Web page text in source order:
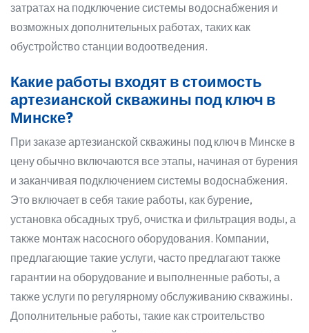
затратах на подключение системы водоснабжения и
возможных дополнительных работах, таких как
обустройство станции водоотведения.
Какие работы входят в стоимость
артезианской скважины под ключ в
Минске?
При заказе артезианской скважины под ключ в Минске в
цену обычно включаются все этапы, начиная от бурения
и заканчивая подключением системы водоснабжения.
Это включает в себя такие работы, как бурение,
установка обсадных труб, очистка и фильтрация воды, а
также монтаж насосного оборудования. Компании,
предлагающие такие услуги, часто предлагают также
гарантии на оборудование и выполненные работы, а
также услуги по регулярному обслуживанию скважины.
Дополнительные работы, такие как строительство